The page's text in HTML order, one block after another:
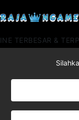
TERBESAR &